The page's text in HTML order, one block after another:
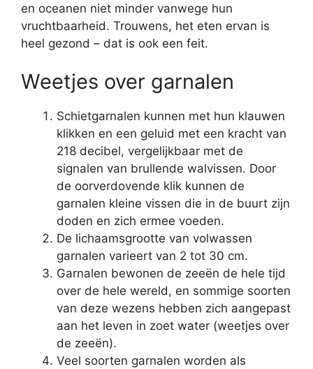
en oceanen niet minder vanwege hun
vruchtbaarheid. Trouwens, het eten ervan is
heel gezond – dat is ook een feit.
Weetjes over garnalen
Schietgarnalen kunnen met hun klauwen
klikken en een geluid met een kracht van
218 decibel, vergelijkbaar met de
signalen van brullende walvissen. Door
de oorverdovende klik kunnen de
garnalen kleine vissen die in de buurt zijn
doden en zich ermee voeden.
De lichaamsgrootte van volwassen
garnalen varieert van 2 tot 30 cm.
Garnalen bewonen de zeeën de hele tijd
over de hele wereld, en sommige soorten
van deze wezens hebben zich aangepast
aan het leven in zoet water (weetjes over
de zeeën).
Veel soorten garnalen worden als